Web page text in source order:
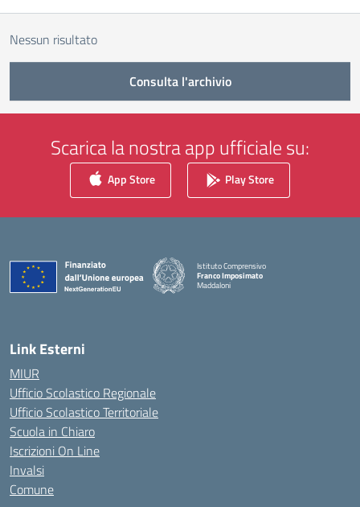
Nessun risultato
Consulta l'archivio
Scarica la nostra app ufficiale su:
App Store Play Store
Istituto Comprensivo
Franco Imposimato
Maddaloni
Link Esterni
MIUR
Ufficio Scolastico Regionale
Ufficio Scolastico Territoriale
Scuola in Chiaro
Iscrizioni On Line
Invalsi
Comune